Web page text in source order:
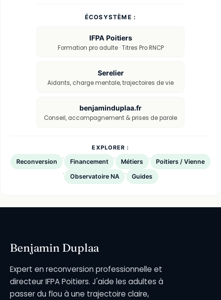
ÉCOSYSTÈME :
IFPA Poitiers
Formation pro adulte · Titres Pro RNCP
Serelier
Aidants, charge mentale, trajectoires de vie
benjaminduplaa.fr
Conseil, accompagnement & prises de parole
EXPLORER :
Reconversion · Financement · Métiers · Poitiers / Vienne
· Observatoire NA · Guides
Benjamin Duplaa
Expert en reconversion professionnelle et
directeur IFPA Poitiers. J'aide les adultes à
passer du flou à une trajectoire claire,